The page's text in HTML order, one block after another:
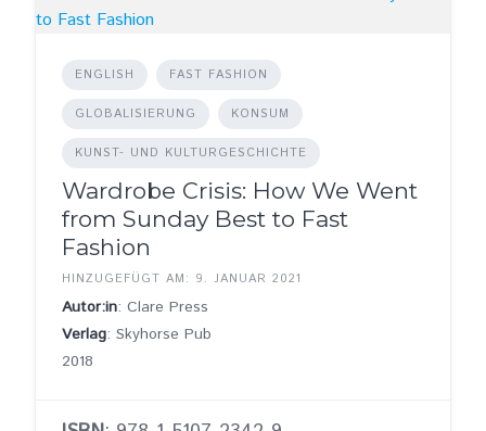
ENGLISH FAST FASHION
GLOBALISIERUNG KONSUM
KUNST- UND KULTURGESCHICHTE
Wardrobe Crisis: How We Went
from Sunday Best to Fast
Fashion
HINZUGEFÜGT AM: 9. JANUAR 2021
Autor:in: Clare Press
Verlag: Skyhorse Pub
2018